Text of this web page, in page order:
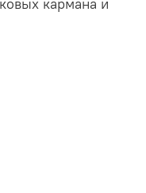
кармана и